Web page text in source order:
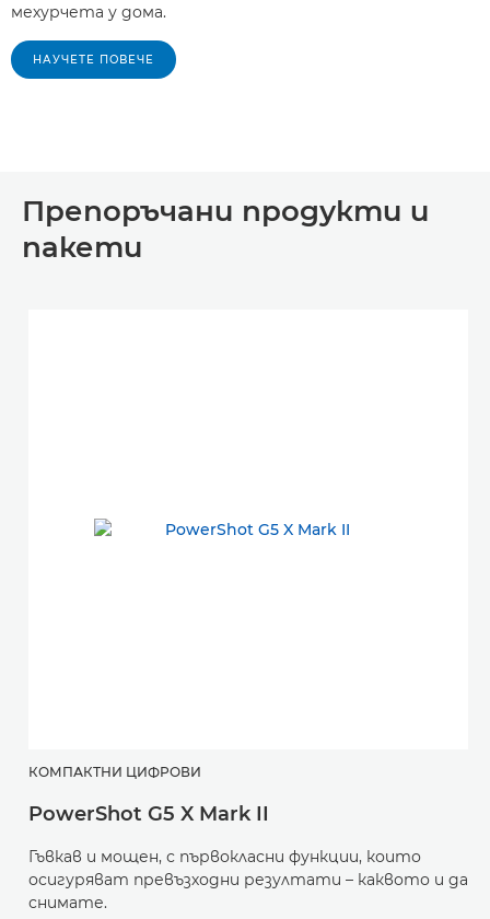
мехурчета у дома.
НАУЧЕТЕ ПОВЕЧЕ
Препоръчани продукти и
пакети
КОМПАКТНИ ЦИФРОВИ
PowerShot G5 X Mark II
Гъвкав и мощен, с първокласни функции, които
осигуряват превъзходни резултати – каквото и да
снимате.